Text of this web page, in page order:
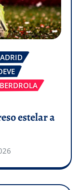
estelar a